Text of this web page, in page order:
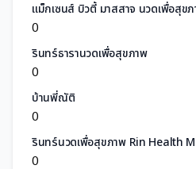
แม็กเซนส์ บิวตี้ มาสสาจ นวดเพื่อสุข
0
รินทร์ธารานวดเพื่อสุขภาพ
0
บ้านพี่ณัติ
0
รินทร์นวดเพื่อสุขภาพ Rin Health
0